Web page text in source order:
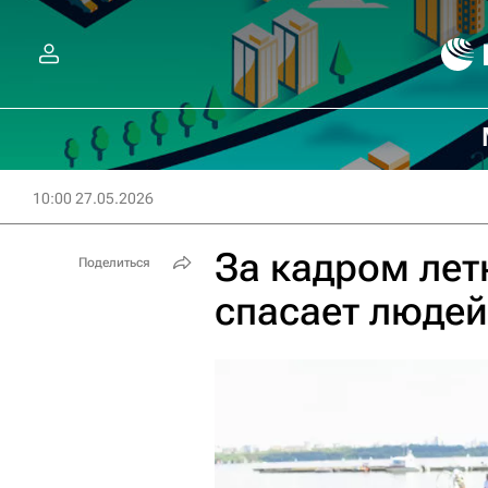
10:00 27.05.2026
За кадром
спасает
Поделиться